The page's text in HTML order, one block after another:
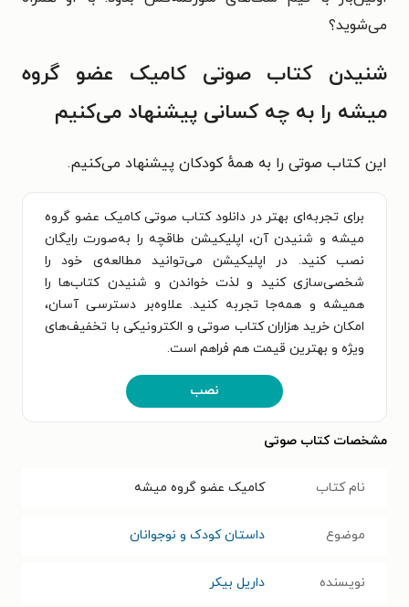
می‌شوید؟
شنیدن کتاب صوتی کامیک عضو گروه
میشه را به چه کسانی پیشنهاد می‌کنیم
این کتاب صوتی را به همهٔ کودکان پیشنهاد می‌کنیم.
برای تجربه‌ای بهتر در دانلود کتاب صوتی کامیک عضو گروه
میشه و شنیدن آن، اپلیکیشن طاقچه را به‌صورت رایگان
نصب کنید. در اپلیکیشن می‌توانید مطالعه‌ی خود را
شخصی‌سازی کنید و لذت خواندن و شنیدن کتاب‌ها را
همیشه و همه‌جا تجربه کنید. علاوه‌بر دسترسی آسان،
امکان خرید هزاران کتاب صوتی و الکترونیکی با تخفیف‌های
ویژه و بهترین قیمت هم فراهم است.
نصب
مشخصات کتاب صوتی
نام کتاب کامیک عضو گروه میشه
موضوع داستان کودک و نوجوانان
نویسنده داریل بیکر